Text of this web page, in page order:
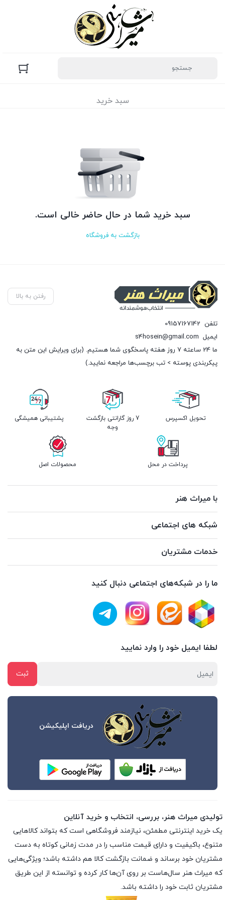
سبد خرید
سبد خرید شما در حال حاضر خالی است.
بازگشت به فروشگاه
رفتن به بالا
تلفن 09157167142
ایمیل s4hosein@gmail.com
ما 24 ساعته 7 روز هفته پاسخگوی شما هستیم. (برای ویرایش این متن به
پیکربندی پوسته > تب برچسب‌ها مراجعه نمایید.)
تحویل اکسپرس
7 روز گارانتی بازگشت
وجه
پشتیبانی همیشگی
پرداخت در محل محصولات اصل
با میراث هنر
شبکه های اجتماعی
خدمات مشتریان
ما را در شبکه‌های اجتماعی دنبال کنید
لطفا ایمیل خود را وارد نمایید
دریافت اپلیکیشن
تولیدی میراث هنر، بررسی، انتخاب و خرید آنلاین
یک خرید اینترنتی مطمئن، نیازمند فروشگاهی است که بتواند کالاهایی
متنوع، باکیفیت و دارای قیمت مناسب را در مدت زمانی کوتاه به دست
مشتریان خود برساند و ضمانت بازگشت کالا هم داشته باشد؛ ویژگی‌هایی
که میراث هنر سال‌هاست بر روی آن‌ها کار کرده و توانسته از این طریق
مشتریان ثابت خود را داشته باشد.